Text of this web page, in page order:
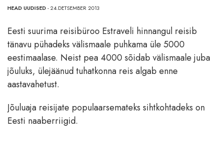
HEAD UUDISED - 24.DETSEMBER 2013
Eesti suurima reisibüroo Estraveli hinnangul reisib
tänavu pühadeks välismaale puhkama üle 5000
eestimaalase. Neist pea 4000 sõidab välismaale juba
jõuluks, ülejäänud tuhatkonna reis algab enne
aastavahetust.
Jõuluaja reisijate populaarsemateks sihtkohtadeks on
Eesti naaberriigid.